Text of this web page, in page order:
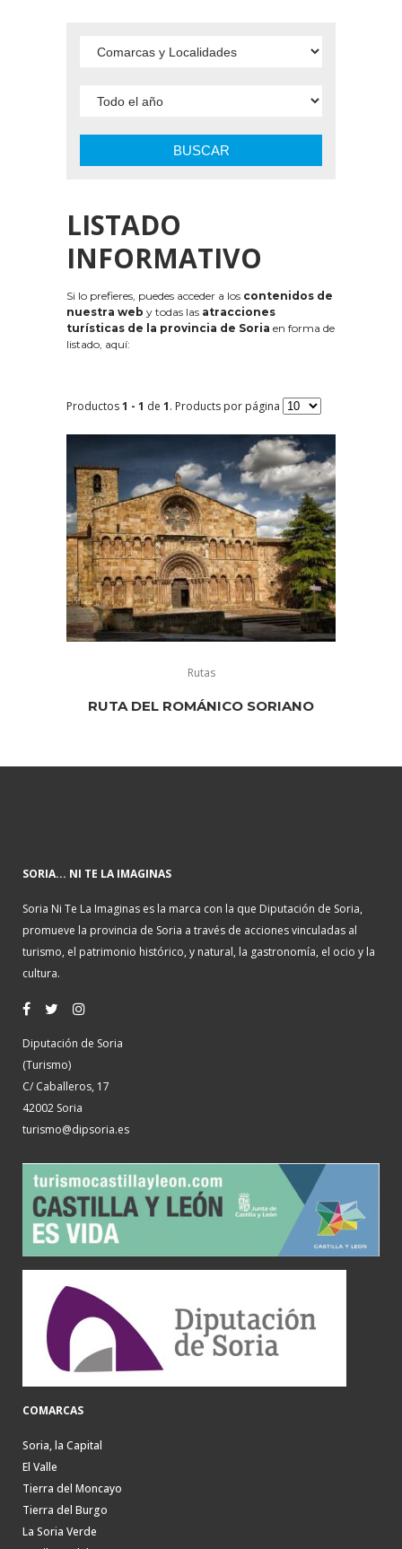
BUSCAR
LISTADO
INFORMATIVO
Si lo prefieres, puedes acceder a los contenidos de
nuestra web y todas las atracciones
turísticas de la provincia de Soria en forma de
listado, aquí:
Productos1 - 1 de 1. Products por página
Rutas
RUTA DEL ROMÁNICO SORIANO
SORIA... NI TE LA IMAGINAS
Soria Ni Te La Imaginas es la marca con la que Diputación de Soria,
promueve la provincia de Soria a través de acciones vinculadas al
turismo, el patrimonio histórico, y natural, la gastronomía, el ocio y la
cultura.
Diputación de Soria
(Turismo)
C/ Caballeros, 17
42002 Soria
turismo@dipsoria.es
COMARCAS
Soria, la Capital
El Valle
Tierra del Moncayo
Tierra del Burgo
La Soria Verde